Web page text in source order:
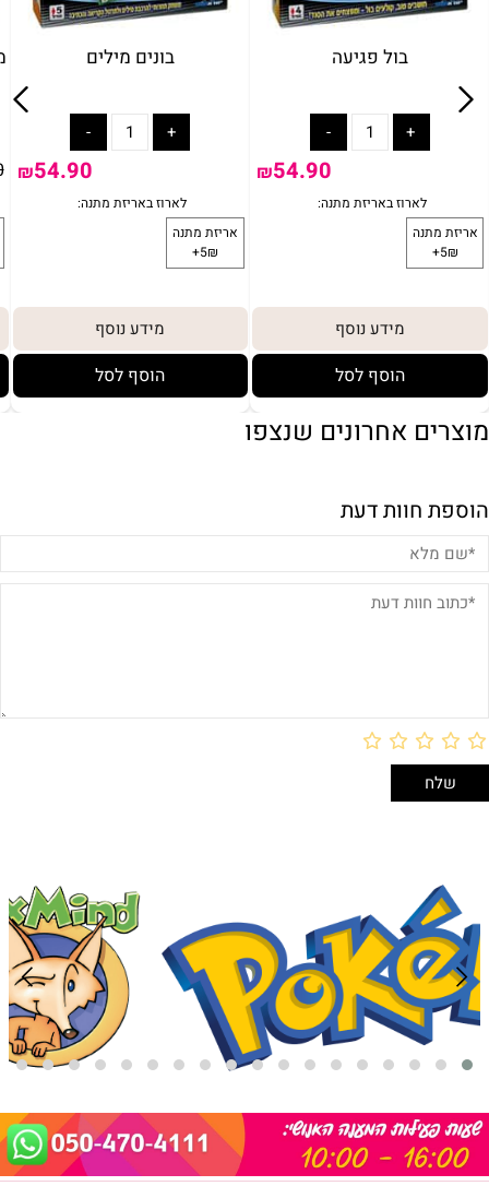
בונים מילים
₪54.90
לארוז באריזת מתנה:
אריזת מתנה
5₪+
מידע נוסף
הוסף לסל
בול פגיעה
₪54.90
מתנה:
מידע נוסף
הוסף לסל
מוצרים אחרונים שנצפו
הוספת חוות דעת